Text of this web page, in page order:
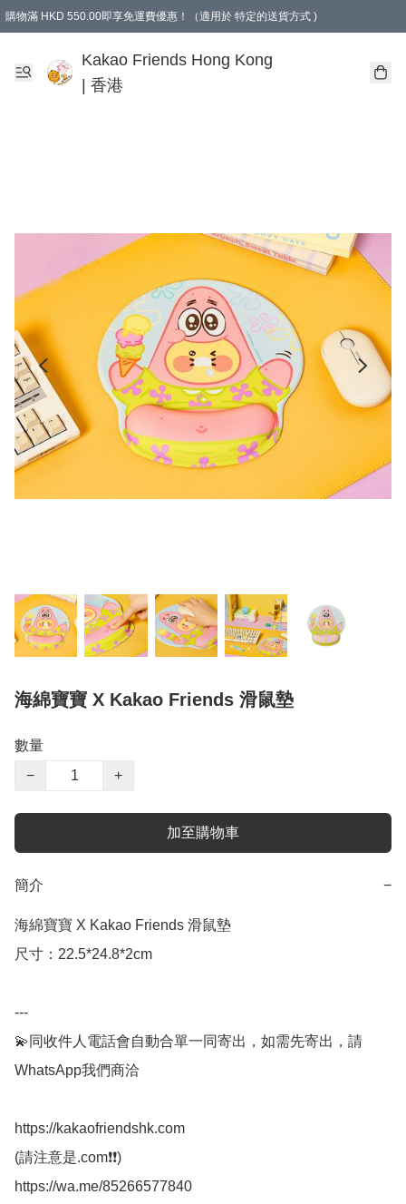
購物滿 HKD 550.00即享免運費優惠！（適用於 特定的送貨方式 )
Kakao Friends Hong Kong
| 香港
海綿寶寶 X Kakao Friends 滑鼠墊
數量
−
+
加至購物車
簡介 −
海綿寶寶 X Kakao Friends 滑鼠墊
尺寸：22.5*24.8*2cm
---
💫同收件人電話會自動合單一同寄出，如需先寄出，請
WhatsApp我們商洽
https://kakaofriendshk.com
(請注意是.com❗❗)
https://wa.me/85266577840